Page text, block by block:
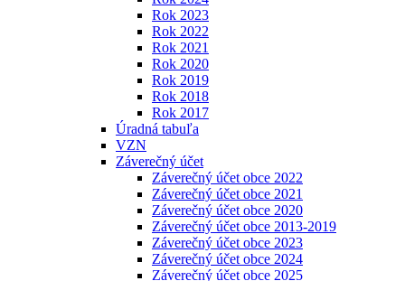
Rok 2023
Rok 2022
Rok 2021
Rok 2020
Rok 2019
Rok 2018
Rok 2017
Úradná tabuľa
VZN
Záverečný účet
Záverečný účet obce 2022
Záverečný účet obce 2021
Záverečný účet obce 2020
Záverečný účet obce 2013-2019
Záverečný účet obce 2023
Záverečný účet obce 2024
Záverečný účet obce 2025